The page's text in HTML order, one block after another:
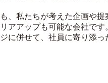
、私たちが考えた企画や提
アアップも可能な会社です
に併せて、社員に寄り添っ